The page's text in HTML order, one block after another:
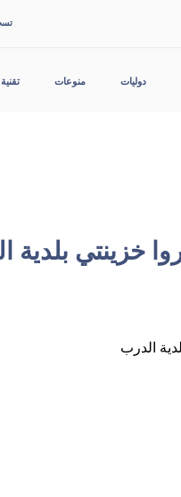
دوليات منوعات تقنية
خزينتي بلدية